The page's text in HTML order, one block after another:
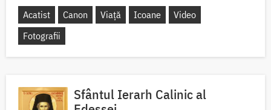
Acatist Canon Viață Icoane
Video
Fotografii
Sfântul Ierarh Calinic al